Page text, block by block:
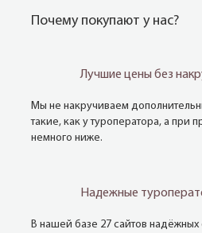
Почему покупают у нас?
Лучшие цены без
Мы не накручиваем
такие, как у туроператора, а при
немного ниже.
Надежные
В нашей базе 27 сайтов